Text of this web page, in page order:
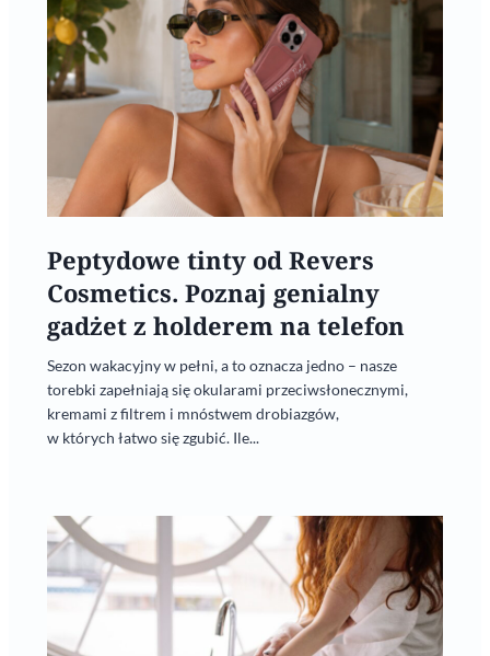
Peptydowe tinty od Revers
Cosmetics. Poznaj genialny
gadżet z holderem na telefon
Sezon wakacyjny w pełni, a to oznacza jedno – nasze
torebki zapełniają się okularami przeciwsłonecznymi,
kremami z filtrem i mnóstwem drobiazgów,
w których łatwo się zgubić. Ile...